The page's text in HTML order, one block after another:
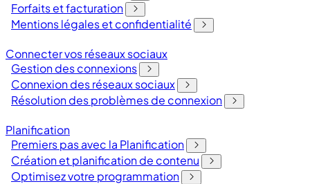
Forfaits et facturation
Mentions légales et confidentialité
Connecter vos réseaux sociaux
Gestion des connexions
Connexion des réseaux sociaux
Résolution des problèmes de connexion
Planification
Premiers pas avec la Planification
Création et planification de contenu
Optimisez votre programmation